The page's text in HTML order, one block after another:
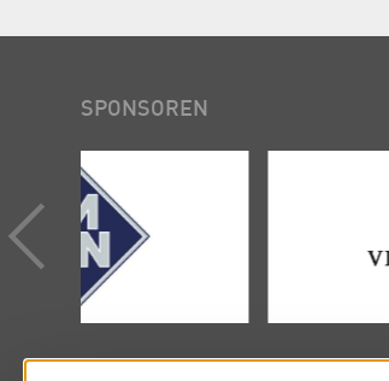
SPONSOREN